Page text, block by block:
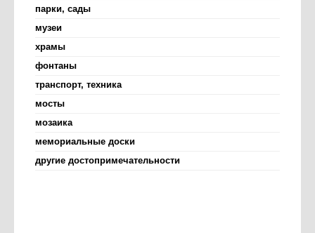
парки, сады
музеи
храмы
фонтаны
транспорт, техника
мосты
мозаика
мемориальные доски
другие достопримечательности